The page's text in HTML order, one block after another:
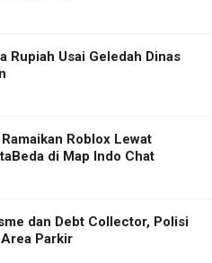
Rupiah Usai Geledah Dinas
Roblox Lewat
di Map Indo Chat
dan Debt Collector, Polisi
Parkir